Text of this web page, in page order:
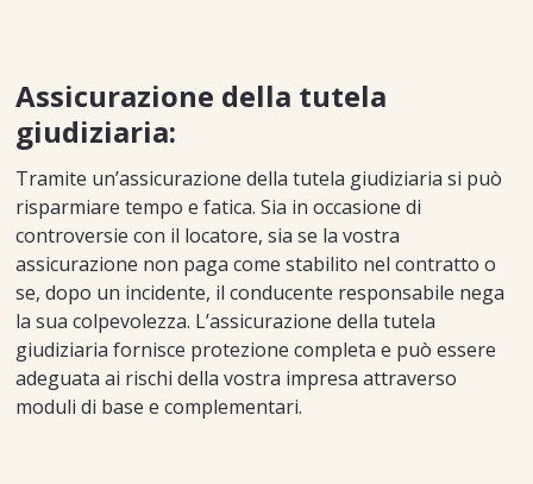
Assicurazione della tutela
giudiziaria:
Tramite un’assicurazione della tutela giudiziaria si può
risparmiare tempo e fatica. Sia in occasione di
controversie con il locatore, sia se la vostra
assicurazione non paga come stabilito nel contratto o
se, dopo un incidente, il conducente responsabile nega
la sua colpevolezza. L’assicurazione della tutela
giudiziaria fornisce protezione completa e può essere
adeguata ai rischi della vostra impresa attraverso
moduli di base e complementari.